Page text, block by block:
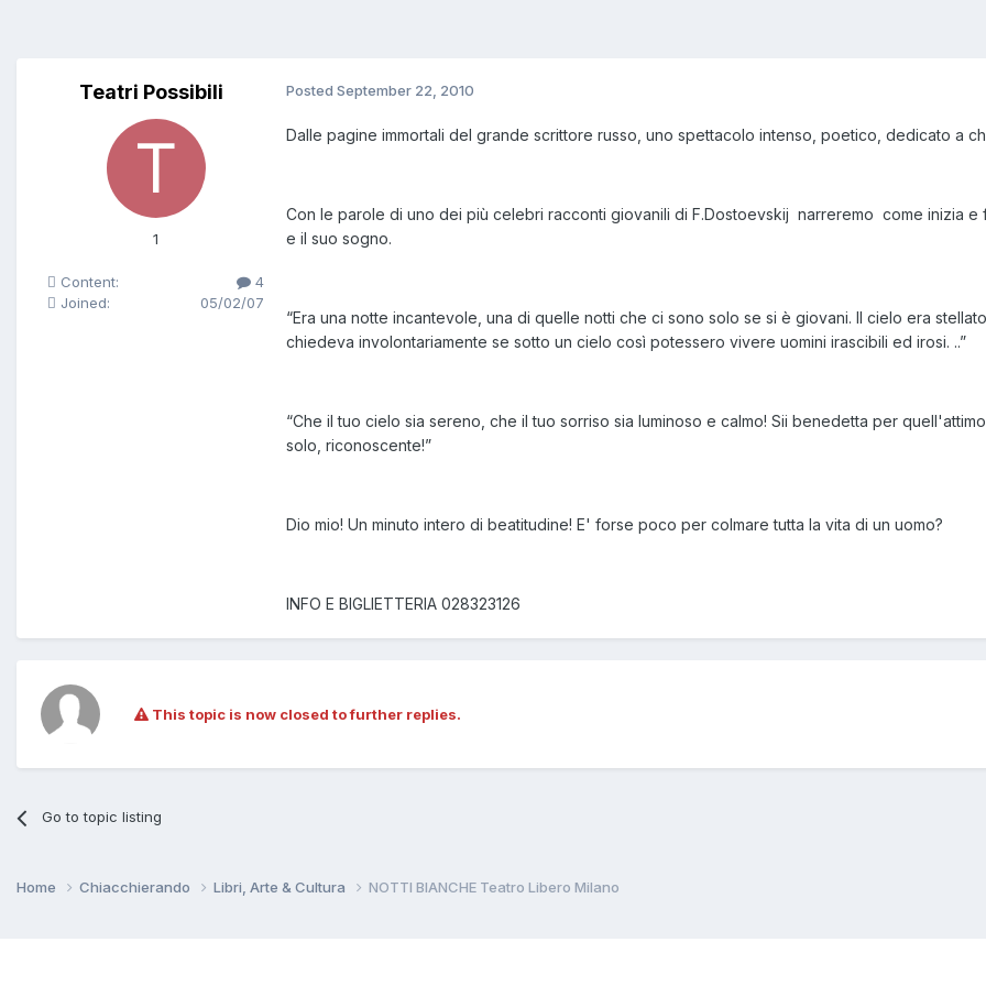
Teatri Possibili
1
Content:
4
Joined:
05/02/07
Posted September 22, 2010
Dalle pagine immortali del grande scrittore russo, uno spettacolo intenso, poetico, dedicato a
Con le parole di uno dei più celebri racconti giovanili di F.Dostoevskij narreremo come inizia
e il suo sogno.
“Era una notte incantevole, una di quelle notti che ci sono solo se si è giovani. Il cielo era
chiedeva involontariamente se sotto un cielo così potessero vivere uomini irascibili ed irosi. ..”
“Che il tuo cielo sia sereno, che il tuo sorriso sia luminoso e calmo! Sii benedetta per
solo, riconoscente!”
Dio mio! Un minuto intero di beatitudine! E' forse poco per colmare tutta la vita di un uomo?
INFO E BIGLIETTERIA 028323126
This topic is now closed to further replies.
Go to topic listing
Home Chiacchierando Libri, Arte & Cultura NOTTI BIANCHE Teatro Libero Milano